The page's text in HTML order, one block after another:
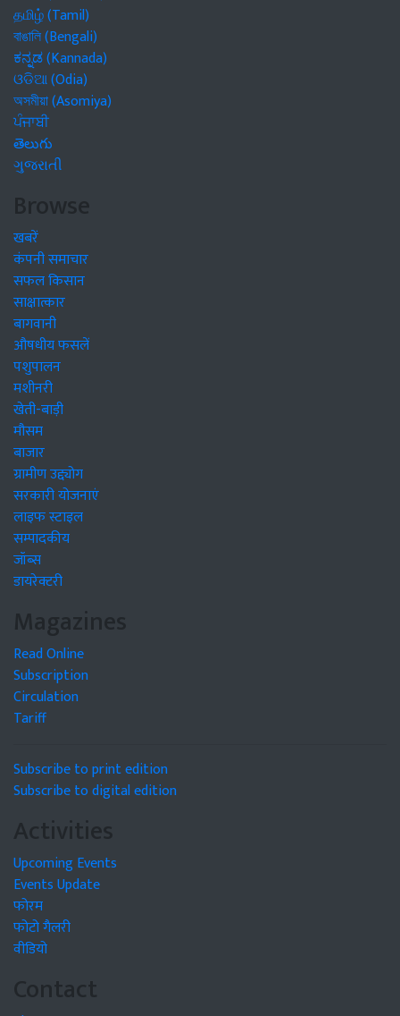
தமிழ் (Tamil)
বাঙালি (Bengali)
ಕನ್ನಡ (Kannada)
ଓଡିଆ (Odia)
অসমীয়া (Asomiya)
ਪੰਜਾਬੀ
తెలుగు
ગુજરાતી
Browse
खबरें
कंपनी समाचार
सफल किसान
साक्षात्कार
बागवानी
औषधीय फसलें
पशुपालन
मशीनरी
खेती-बाड़ी
मौसम
बाजार
ग्रामीण उद्द्योग
सरकारी योजनाएं
लाइफ स्टाइल
सम्पादकीय
जॉब्स
डायरेक्टरी
Magazines
Read Online
Subscription
Circulation
Tariff
Subscribe to print edition
Subscribe to digital edition
Activities
Upcoming Events
Events Update
फोरम
फोटो गैलरी
वीडियो
Contact